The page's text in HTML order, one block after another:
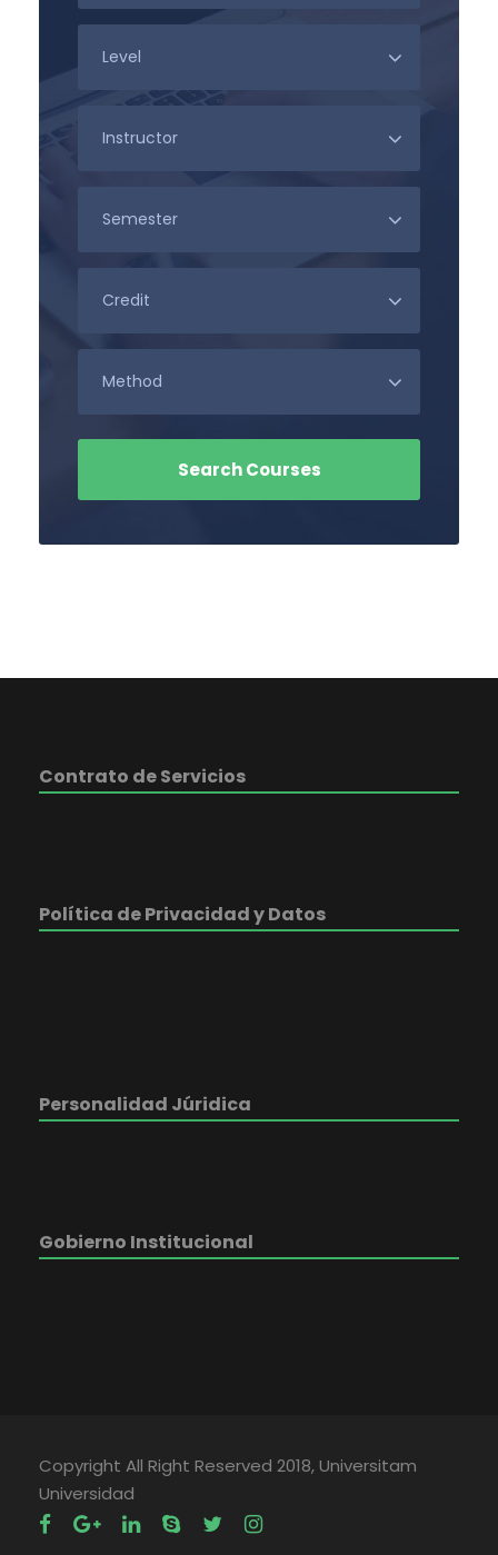
Contrato de Servicios
Política de Privacidad y Datos
Personalidad Júridica
Gobierno Institucional
Copyright All Right Reserved 2018, Universitam
Universidad